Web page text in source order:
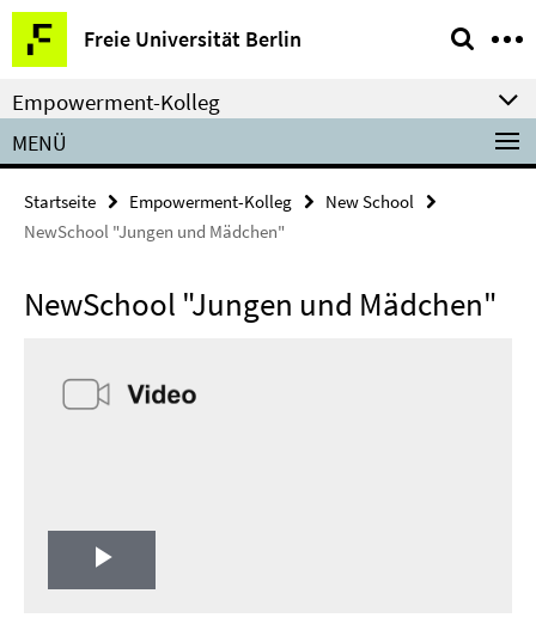
Springe
direkt
zu
Inhalt
Freie Universität Berlin
Service-
Navigation
Empowerment-Kolleg
MENÜ
Startseite Empowerment-Kolleg
New School
NewSchool "Jungen und Mädchen"
NewSchool "Jungen und Mädchen"
Play